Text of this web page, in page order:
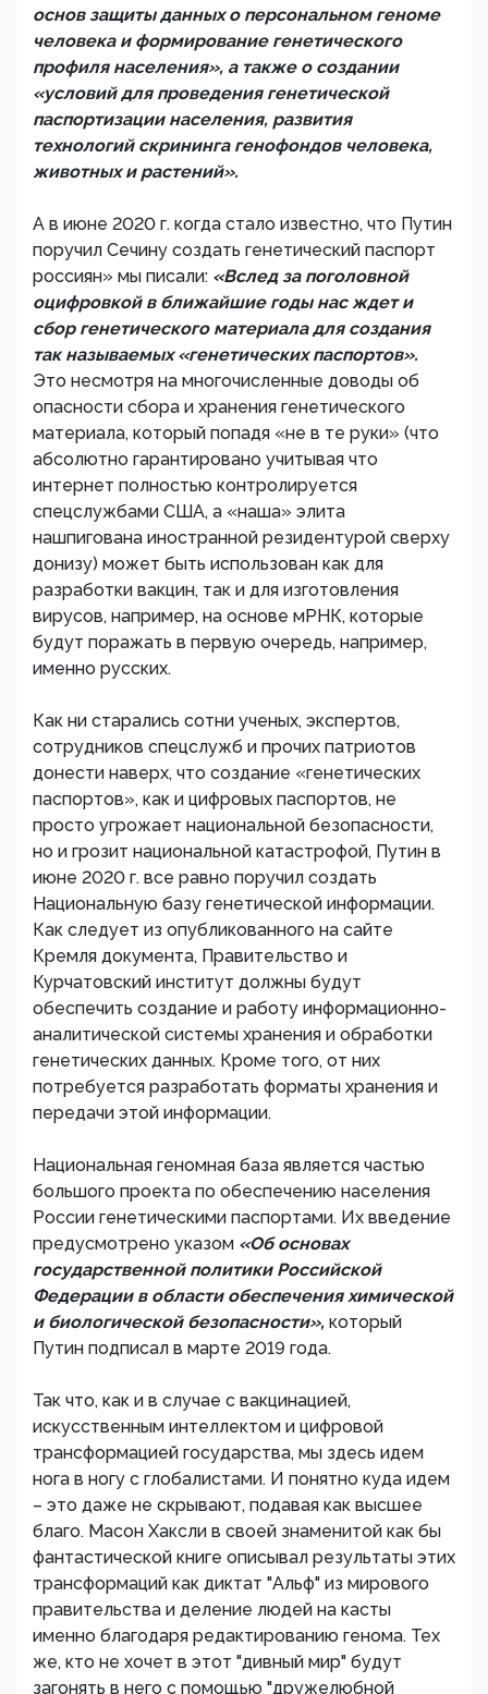
основ защиты данных о персональном геноме
человека и формирование генетического
профиля населения», а также о создании
«условий для проведения генетической
паспортизации населения, развития
технологий скрининга генофондов человека,
животных и растений».
А в июне 2020 г. когда стало известно, что Путин
поручил Сечину создать генетический паспорт
россиян» мы писали: «Вслед за поголовной
оцифровкой в ближайшие годы нас ждет и
сбор генетического материала для создания
так называемых «генетических паспортов».
Это несмотря на многочисленные доводы об
опасности сбора и хранения генетического
материала, который попадя «не в те руки» (что
абсолютно гарантировано учитывая что
интернет полностью контролируется
спецслужбами США, а «наша» элита
нашпигована иностранной резидентурой сверху
донизу) может быть использован как для
разработки вакцин, так и для изготовления
вирусов, например, на основе мРНК, которые
будут поражать в первую очередь, например,
именно русских.
Как ни старались сотни ученых, экспертов,
сотрудников спецслужб и прочих патриотов
донести наверх, что создание «генетических
паспортов», как и цифровых паспортов, не
просто угрожает национальной безопасности,
но и грозит национальной катастрофой, Путин в
июне 2020 г. все равно поручил создать
Национальную базу генетической информации.
Как следует из опубликованного на сайте
Кремля документа, Правительство и
Курчатовский институт должны будут
обеспечить создание и работу информационно-
аналитической системы хранения и обработки
генетических данных. Кроме того, от них
потребуется разработать форматы хранения и
передачи этой информации.
Национальная геномная база является частью
большого проекта по обеспечению населения
России генетическими паспортами. Их введение
предусмотрено указом «Об основах
государственной политики Российской
Федерации в области обеспечения химической
и биологической безопасности», который
Путин подписал в марте 2019 года.
Так что, как и в случае с вакцинацией,
искусственным интеллектом и цифровой
трансформацией государства, мы здесь идем
нога в ногу с глобалистами. И понятно куда идем
– это даже не скрывают, подавая как высшее
благо. Масон Хаксли в своей знаменитой как бы
фантастической книге описывал результаты этих
трансформаций как диктат "Альф" из мирового
правительства и деление людей на касты
именно благодаря редактированию генома. Тех
же, кто не хочет в этот "дивный мир" будут
загонять в него с помощью "дружелюбной